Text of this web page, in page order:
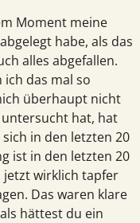
Moment meine
habe, als das
alles abgefallen.
das mal so
überhaupt nicht
hat, hat
in den letzten 20
ist in den letzten 20
jetzt wirklich tapfer
Das waren klare
hättest du ein